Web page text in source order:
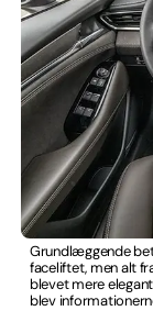
Grundlæggende
faceliftet, men alt
blevet mere
blev